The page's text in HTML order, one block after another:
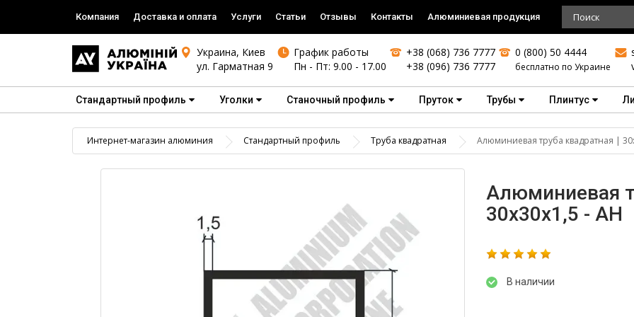
Компания Доставка и оплата Услуги Статьи Отзывы Контакты Алюминиевая продукция
Украина, Киев
ул. Гарматная 9
График работы
Пн - Пт: 9.00 - 17.00
+38 (068) 736 7777
+38 (096) 736 7777
0 (800) 50 4444
бесплатно по Украине
Стандартный профиль Уголки Станочный профиль Пруток Трубы Плинтус
Интернет-магазин алюминия Стандартный профиль Труба квадратная Алюминиевая труба квадратная |
Алюминиевая
30х30х1,5 - АН
В наличии